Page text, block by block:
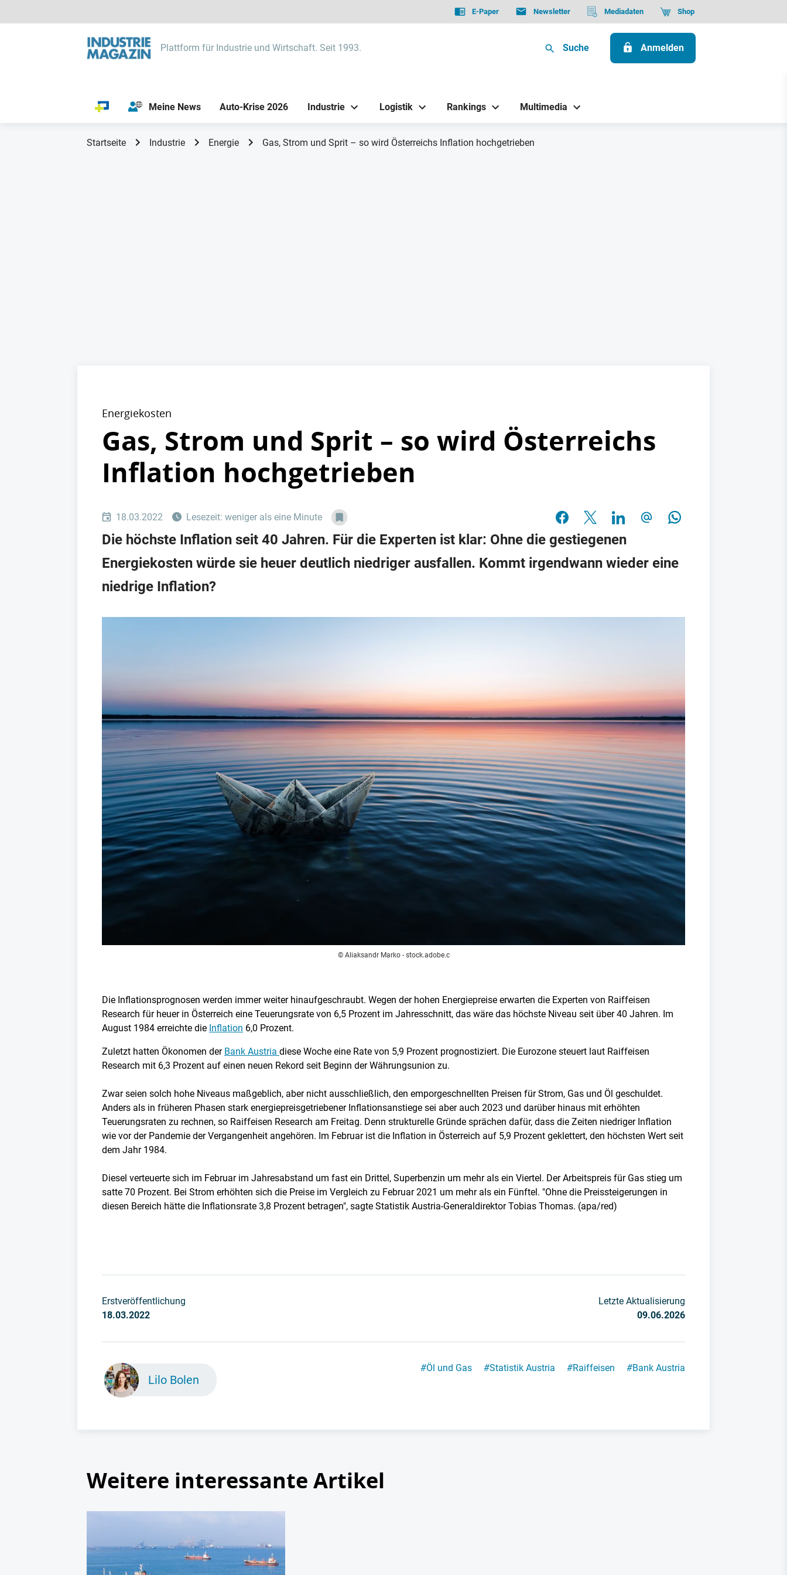
E-Paper Newsletter Mediadaten Shop
Plattform für Industrie und Wirtschaft. Seit 1993. Suche Anmelden
Meine News Auto-Krise 2026 Industrie Logistik Rankings Multimedia
Startseite Industrie Energie Gas, Strom und Sprit – so wird Österreichs Inflation hochgetrieben
Energiekosten
Gas, Strom und Sprit – so wird Österreichs
Inflation hochgetrieben
18.03.2022 Lesezeit: weniger als eine Minute
Die höchste Inflation seit 40 Jahren. Für die Experten ist klar: Ohne die gestiegenen
Energiekosten würde sie heuer deutlich niedriger ausfallen. Kommt irgendwann wieder eine
niedrige Inflation?
© Aliaksandr Marko - stock.adobe.c
Die Inflationsprognosen werden immer weiter hinaufgeschraubt. Wegen der hohen Energiepreise erwarten die Experten von Raiffeisen
Research für heuer in Österreich eine Teuerungsrate von 6,5 Prozent im Jahresschnitt, das wäre das höchste Niveau seit über 40 Jahren. Im
August 1984 erreichte die Inflation 6,0 Prozent.
Zuletzt hatten Ökonomen der Bank Austria diese Woche eine Rate von 5,9 Prozent prognostiziert. Die Eurozone steuert laut Raiffeisen
Research mit 6,3 Prozent auf einen neuen Rekord seit Beginn der Währungsunion zu.
Zwar seien solch hohe Niveaus maßgeblich, aber nicht ausschließlich, den emporgeschnellten Preisen für Strom, Gas und Öl geschuldet.
Anders als in früheren Phasen stark energiepreisgetriebener Inflationsanstiege sei aber auch 2023 und darüber hinaus mit erhöhten
Teuerungsraten zu rechnen, so Raiffeisen Research am Freitag. Denn strukturelle Gründe sprächen dafür, dass die Zeiten niedriger Inflation
wie vor der Pandemie der Vergangenheit angehören. Im Februar ist die Inflation in Österreich auf 5,9 Prozent geklettert, den höchsten Wert seit
dem Jahr 1984.
Diesel verteuerte sich im Februar im Jahresabstand um fast ein Drittel, Superbenzin um mehr als ein Viertel. Der Arbeitspreis für Gas stieg um
satte 70 Prozent. Bei Strom erhöhten sich die Preise im Vergleich zu Februar 2021 um mehr als ein Fünftel. "Ohne die Preissteigerungen in
diesen Bereich hätte die Inflationsrate 3,8 Prozent betragen", sagte Statistik Austria-Generaldirektor Tobias Thomas. (apa/red)
Erstveröffentlichung
18.03.2022
Letzte Aktualisierung
09.06.2026
Lilo Bolen
#Öl und Gas #Statistik Austria #Raiffeisen #Bank Austria
Weitere interessante Artikel